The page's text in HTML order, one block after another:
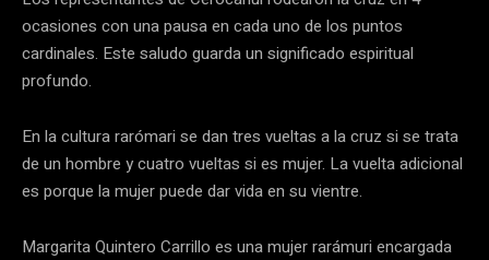
ocasiones con una pausa en cada uno de los puntos
cardinales. Este saludo guarda un significado espiritual
profundo.
En la cultura rarómari se dan tres vueltas a la cruz si se trata
de un hombre y cuatro vueltas si es mujer. La vuelta adicional
es porque la mujer puede dar vida en su vientre.
Margarita Quintero Carrillo es una mujer rarámuri encargada